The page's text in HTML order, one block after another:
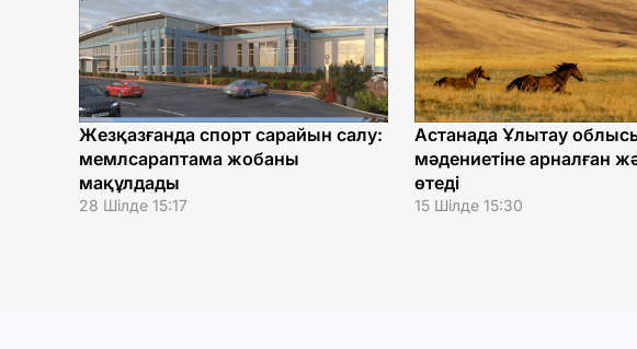
Жезқазғанда спорт сарайын салу:
мемлсараптама жобаны
мақұлдады
28 Шілде 15:17
Астанада Ұлытау
мәдениетіне арналған
өтеді
15 Шілде 15:30